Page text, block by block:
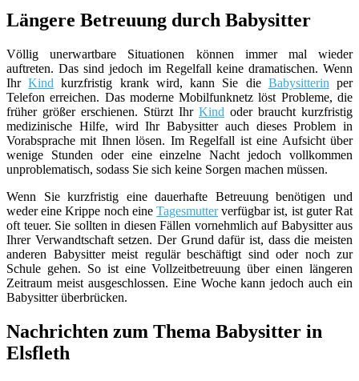
Längere Betreuung durch Babysitter
Völlig unerwartbare Situationen können immer mal wieder
auftreten. Das sind jedoch im Regelfall keine dramatischen. Wenn
IhrKind kurzfristig krank wird, kann Sie die Babysitterin per
Telefon erreichen. Das moderne Mobilfunknetz löst Probleme, die
früher größer erschienen. Stürzt Ihr Kind oder braucht kurzfristig
medizinische Hilfe, wird Ihr Babysitter auch dieses Problem in
Vorabsprache mit Ihnen lösen. Im Regelfall ist eine Aufsicht über
wenige Stunden oder eine einzelne Nacht jedoch vollkommen
unproblematisch, sodass Sie sich keine Sorgen machen müssen.
Wenn Sie kurzfristig eine dauerhafte Betreuung benötigen und
weder eine Krippe noch eine Tagesmutterverfügbar ist, ist guter Rat
oft teuer. Sie sollten in diesen Fällen vornehmlich auf Babysitter aus
Ihrer Verwandtschaft setzen. Der Grund dafür ist, dass die meisten
anderen Babysitter meist regulär beschäftigt sind oder noch zur
Schule gehen. So ist eine Vollzeitbetreuung über einen längeren
Zeitraum meist ausgeschlossen. Eine Woche kann jedoch auch ein
Babysitter überbrücken.
Nachrichten zum Thema Babysitter in
Elsfleth